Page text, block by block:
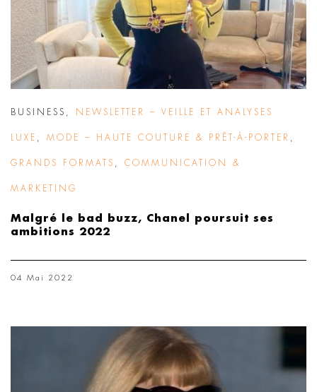
BUSINESS NEWSLETTER – VEILLE ET ANALYSES
LUXE MODE – HAUTE COUTURE & PRÊT-À-PORTER
GRANDS FORMATS COMMUNICATION &
MARKETING
Malgré le bad buzz, Chanel poursuit ses
ambitions 2022
04 Mai 2022